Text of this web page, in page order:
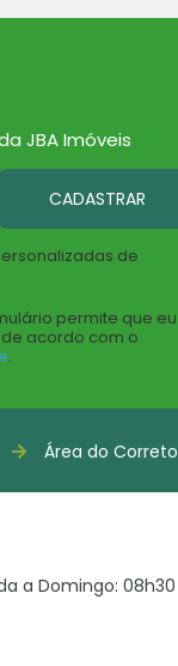
JBA Imóveis
CADASTRAR
de
permite que eu
acordo com o
.
Área do
a Domingo: